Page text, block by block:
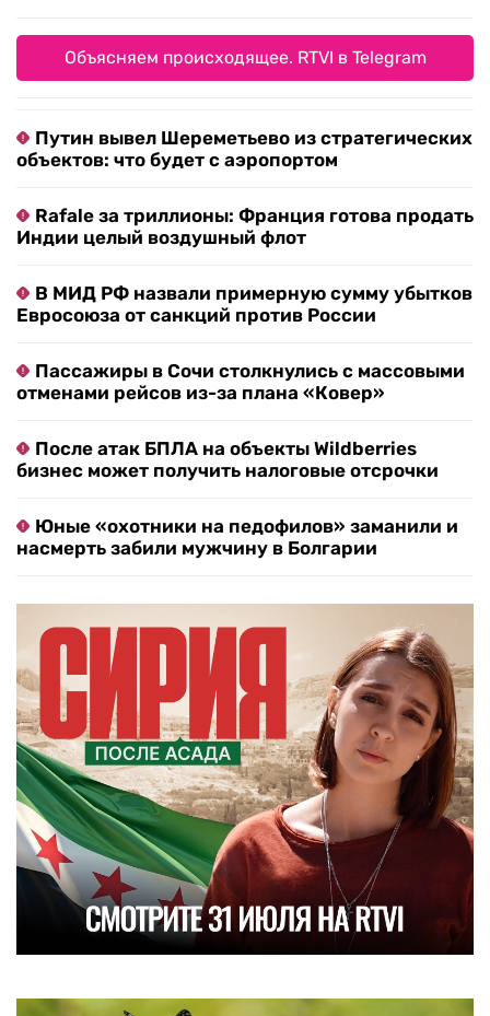
Объясняем происходящее. RTVI в Telegram
Путин вывел Шереметьево из стратегических
объектов: что будет с аэропортом
Rafale за триллионы: Франция готова продать
Индии целый воздушный флот
В МИД РФ назвали примерную сумму убытков
Евросоюза от санкций против России
Пассажиры в Сочи столкнулись с массовыми
отменами рейсов из-за плана «Ковер»
После атак БПЛА на объекты Wildberries
бизнес может получить налоговые отсрочки
Юные «охотники на педофилов» заманили и
насмерть забили мужчину в Болгарии